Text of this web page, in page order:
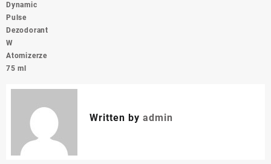
Dynamic
Pulse
Dezodorant
W
Atomizerze
75 ml
Written by admin